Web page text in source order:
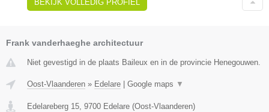
BEKIJK VOLLEDIG PROFIEL
Frank vanderhaeghe architectuur
Niet gevestigd in de plaats Baileux en in de provincie Henegouwen.
Oost-Vlaanderen » Edelare Google maps ▼
Edelareberg 15, 9700 Edelare (Oost-Vlaanderen)